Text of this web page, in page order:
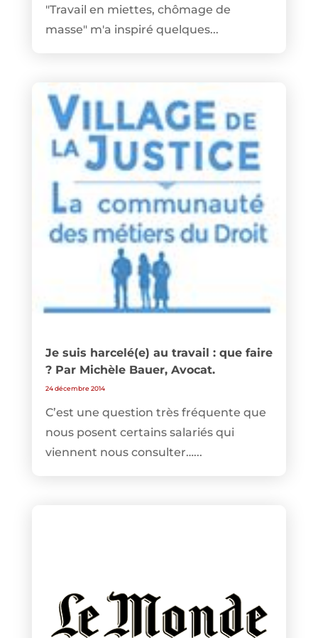
"Travail en miettes, chômage de
masse" m'a inspiré quelques...
Je suis harcelé(e) au travail : que faire
? Par Michèle Bauer, Avocat.
24 décembre 2014
C’est une question très fréquente que
nous posent certains salariés qui
viennent nous consulter…...